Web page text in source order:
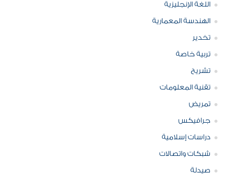
اللغة الإنجليزية
الهندسة المعمارية
تخدير
تربية خاصة
تشريح
تقنية المعلومات
تمريض
جرافيكس
دراسات إسلامية
شبكات واتصالات
صيدلة